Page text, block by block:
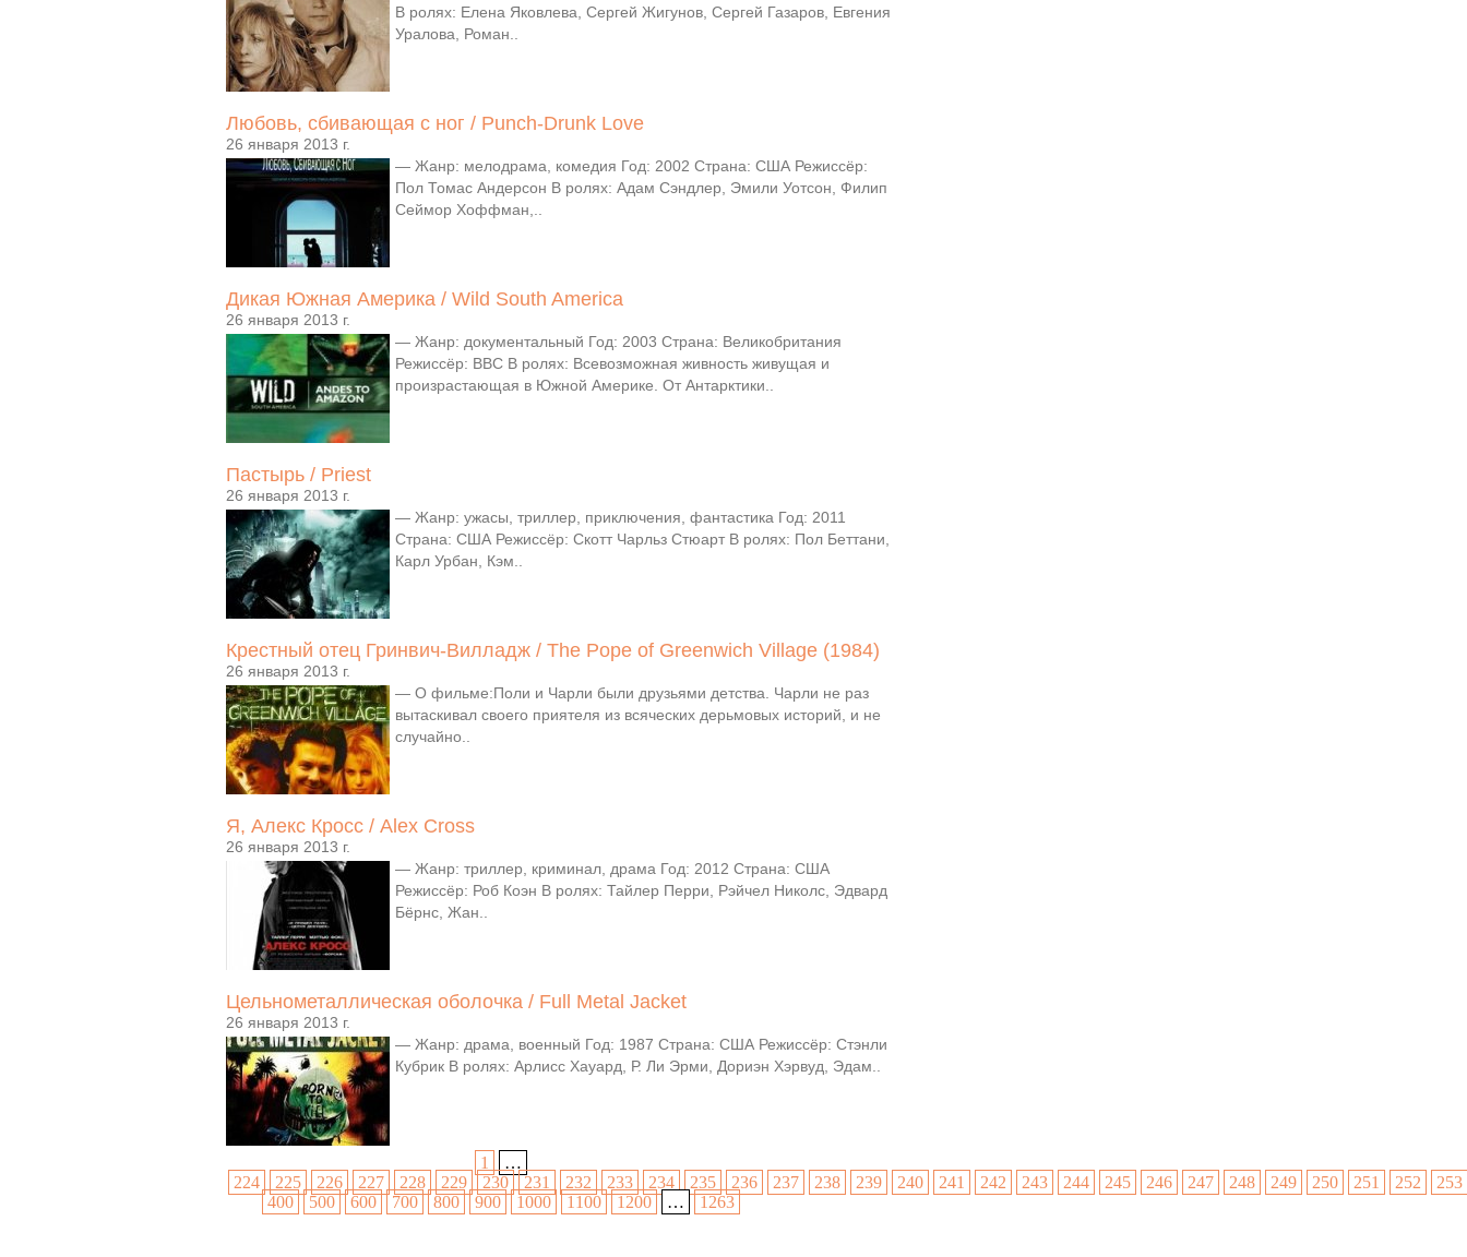
В ролях: Елена Яковлева, Сергей Жигунов, Сергей Газаров, Евгения
Уралова, Роман..
Любовь, сбивающая с ног / Punch-Drunk Love
26 января 2013 г.
— Жанр: мелодрама, комедия Год: 2002 Страна: США Режиссёр:
Пол Томас Андерсон В ролях: Адам Сэндлер, Эмили Уотсон, Филип
Сеймор Хоффман,..
Дикая Южная Америка / Wild South America
26 января 2013 г.
— Жанр: документальный Год: 2003 Страна: Великобритания
Режиссёр: ВВС В ролях: Всевозможная живность живущая и
произрастающая в Южной Америке. От Антарктики..
Пастырь / Priest
26 января 2013 г.
— Жанр: ужасы, триллер, приключения, фантастика Год: 2011
Страна: США Режиссёр: Скотт Чарльз Стюарт В ролях: Пол Беттани,
Карл Урбан, Кэм..
Крестный отец Гринвич-Вилладж / The Pope of Greenwich Village (1984)
26 января 2013 г.
— О фильме:Поли и Чарли были друзьями детства. Чарли не раз
вытаскивал своего приятеля из всяческих дерьмовых историй, и не
случайно..
Я, Алекс Кросс / Alex Cross
26 января 2013 г.
— Жанр: триллер, криминал, драма Год: 2012 Страна: США
Режиссёр: Роб Коэн В ролях: Тайлер Перри, Рэйчел Николс, Эдвард
Бёрнс, Жан..
Цельнометаллическая оболочка / Full Metal Jacket
26 января 2013 г.
— Жанр: драма, военный Год: 1987 Страна: США Режиссёр: Стэнли
Кубрик В ролях: Арлисс Хауард, Р. Ли Эрми, Дориэн Хэрвуд, Эдам..
1
…
224
225 226 227 228 229 230 231 232 233 234 235 236 237 238 239 240 241 242 243 244 245 246 247 248 249 250 251 252
253
400
500 600 700 800 900 1000 1100 1200 … 1263